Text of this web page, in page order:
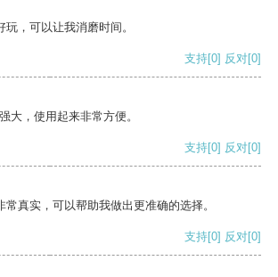
，可以让我消磨时间。
支持[0] 反对[0]
大，使用起来非常方便。
支持[0] 反对[0]
真实，可以帮助我做出更准确的选择。
支持[0] 反对[0]